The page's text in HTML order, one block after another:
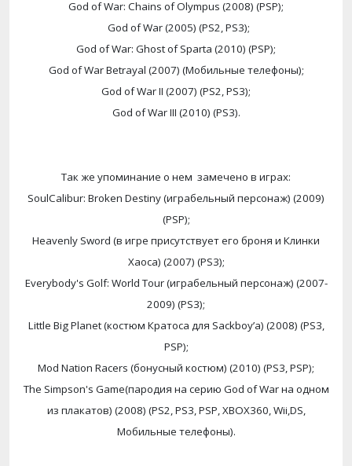
God of War: Chains of Olympus (2008) (PSP);
God of War (2005) (PS2, PS3);
God of War: Ghost of Sparta (2010) (PSP);
God of War Betrayal (2007) (Мобильные телефоны);
God of War II (2007) (PS2, PS3);
God of War III (2010) (PS3).
Также упоминание о нем замечено в играх:
SoulCalibur: Broken Destiny (играбельный персонаж) (2009)
(PSP);
Heavenly Sword (в игре присутствуетего броня и Клинки
Хаоса) (2007) (PS3);
Everybody's Golf: World Tour (играбельный персонаж) (2007-
2009) (PS3);
Little Big Planet (костюм Кратоса для Sackboy’а) (2008) (PS3,
PSP);
Mod Nation Racers (бонусный костюм) (2010) (PS3, PSP);
The Simpson's Game(пародия на серию God ofWarна одном
из плакатов) (2008) (PS2,PS3,PSP,XBOX360,Wii,DS,
Мобильные телефоны).